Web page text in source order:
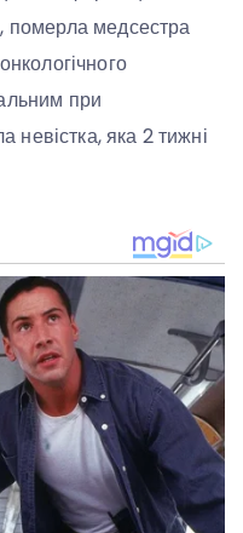
померла медсестра
при
невістка, яка 2 тижні